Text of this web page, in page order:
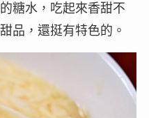
糖水，吃起來香甜不
品，還挺有特色的。